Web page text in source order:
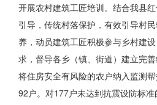
开展农村建筑工匠培训。结合我县
引导，传统村落保护，有效引导村
养，动员建筑工匠积极参与乡村建
求，督导各乡（镇、街道）建立完
将住房安全有风险的农户纳入监测
92户。对177户未达到抗震设防标准